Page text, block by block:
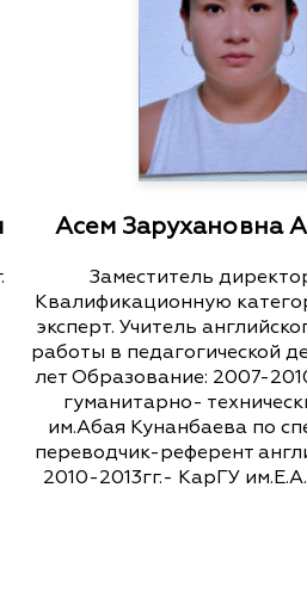
Асем Зарухановна
Заместитель
Квалификационную
эксперт. Учитель
работы в педагогической
лет Образование: 2007-
гуманитарно-
им.Абая Кунанбаева по
переводчик-референт
2010-2013гг.- КарГУ